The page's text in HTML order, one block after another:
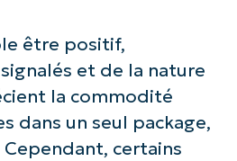
être positif,
et de la nature
la commodité
dans un seul package,
certains
name*